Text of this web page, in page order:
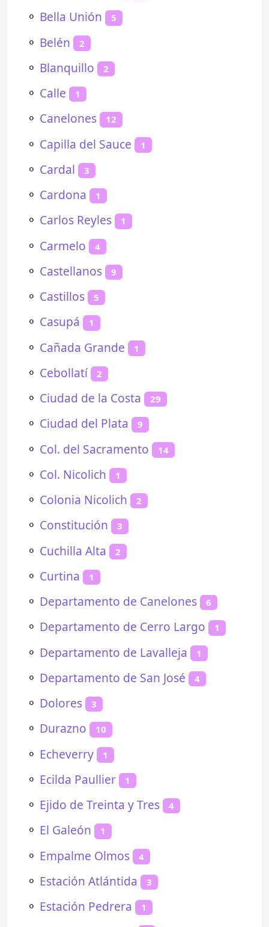
⚬ Bella Unión 5
⚬ Belén 2
⚬ Blanquillo 2
⚬ Calle 1
⚬ Canelones 12
⚬ Capilla del Sauce 1
⚬ Cardal 3
⚬ Cardona 1
⚬ Carlos Reyles 1
⚬ Carmelo 4
⚬ Castellanos 9
⚬ Castillos 5
⚬ Casupá 1
⚬ Cañada Grande 1
⚬ Cebollatí 2
⚬ Ciudad de la Costa 29
⚬ Ciudad del Plata 9
⚬ Col. del Sacramento 14
⚬ Col. Nicolich 1
⚬ Colonia Nicolich 2
⚬ Constitución 3
⚬ Cuchilla Alta 2
⚬ Curtina 1
⚬ Departamento de Canelones 6
⚬ Departamento de Cerro Largo 1
⚬ Departamento de Lavalleja 1
⚬ Departamento de San José 4
⚬ Dolores 3
⚬ Durazno 10
⚬ Echeverry 1
⚬ Ecilda Paullier 1
⚬ Ejido de Treinta y Tres 4
⚬ El Galeón 1
⚬ Empalme Olmos 4
⚬ Estación Atlántida 3
⚬ Estación Pedrera 1